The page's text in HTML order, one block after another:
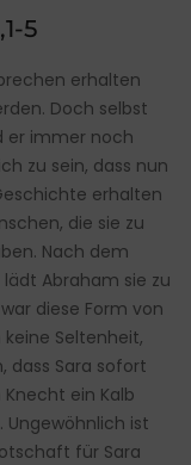
5
erhalten
Doch selbst
er immer noch
zu sein, dass nun
erhalten
die sie zu
Nach dem
Abraham sie zu
diese Form von
Seltenheit,
dass Sara sofort
ein Kalb
ist
für Sara